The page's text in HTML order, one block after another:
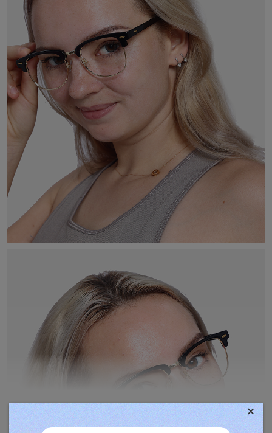
TOVÁBBIAK MEGJELENÍTÉSE ×